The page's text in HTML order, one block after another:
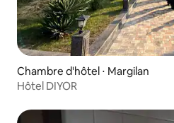
Chambre d'hôtel ⋅ Margilan
Hôtel DIYOR